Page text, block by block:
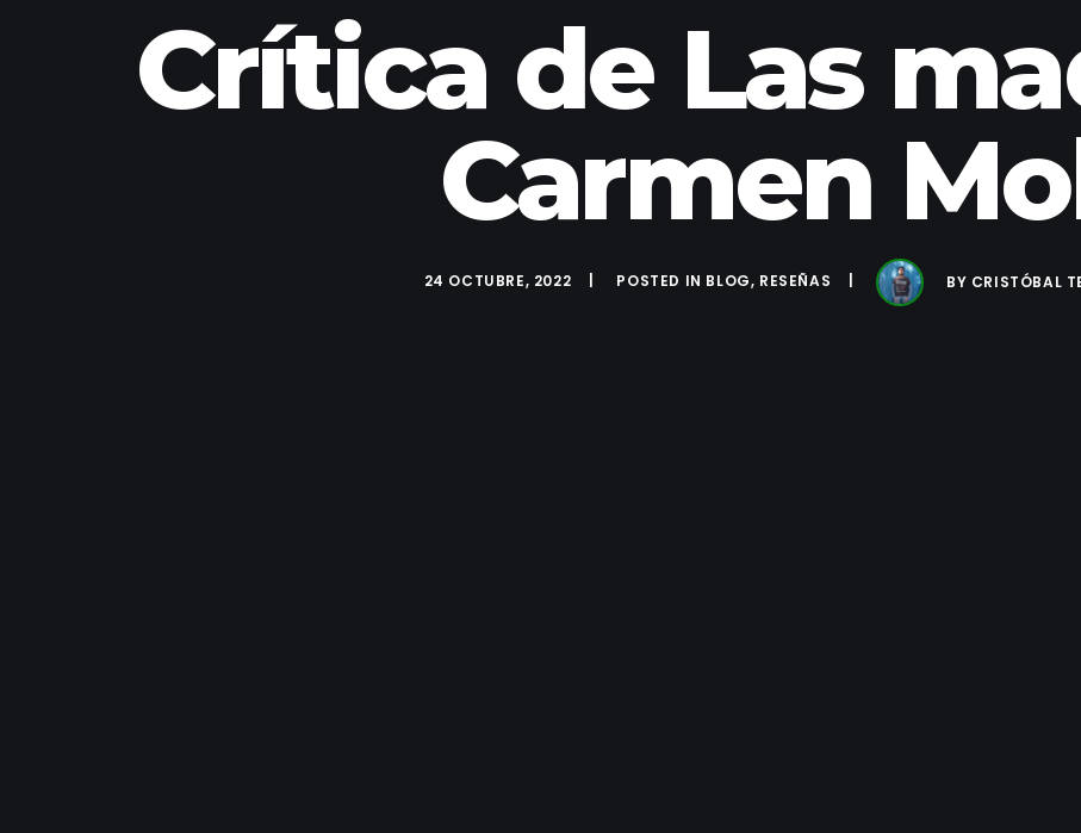
Crítica de Las
Carmen
24 OCTUBRE, 2022 POSTED IN BLOG, RESEÑAS BY CRISTÓBAL